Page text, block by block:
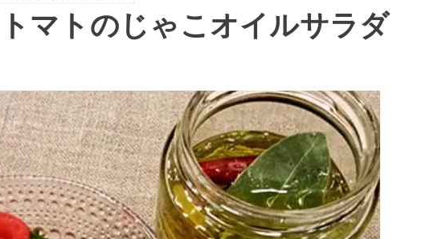
トマトのじゃこオイルサラダ